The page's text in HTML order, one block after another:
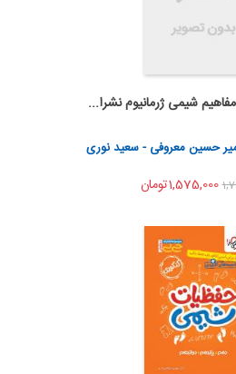
به سبد خرید
اشتراک گذاری
شیمی ژرمانیوم نشرا...
حسین معروفی - سعید نوری
1,575,000تومان